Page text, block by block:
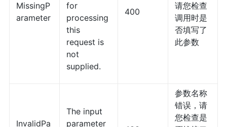
MissingP
arameter
for
processing
this
request is
not
supplied.
400
请您检查
调用时是
否填写了
此参数
InvalidPa
The input
parameter
参数名称
错误，请
您检查是